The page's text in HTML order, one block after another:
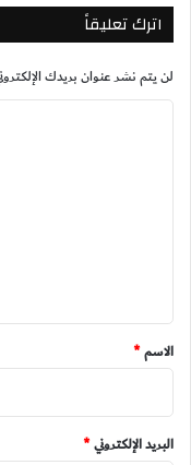
اترك تعليقاً
لن يتم نشر عنوان بريدك
*
الاسم*
البريد الإلكتروني*